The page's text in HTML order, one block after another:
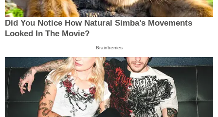
Did You Notice How Natural Simba’s Movements
Looked In The Movie?
Brainberries